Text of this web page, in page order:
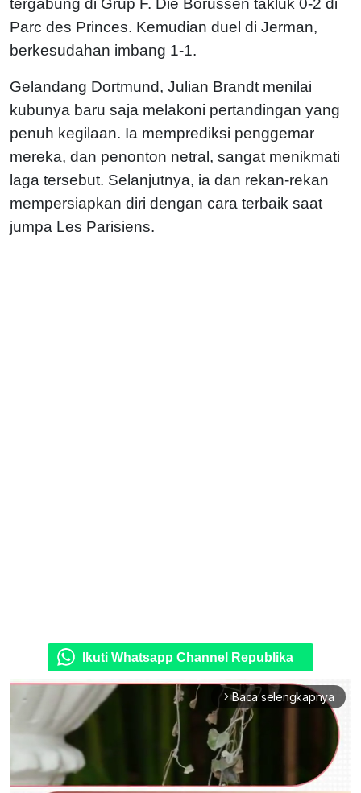
tergabung di Grup F. Die Borussen takluk 0-2 di
Parc des Princes. Kemudian duel di Jerman,
berkesudahan imbang 1-1.
Gelandang Dortmund, Julian Brandt menilai
kubunya baru saja melakoni pertandingan yang
penuh kegilaan. Ia memprediksi penggemar
mereka, dan penonton netral, sangat menikmati
laga tersebut. Selanjutnya, ia dan rekan-rekan
mempersiapkan diri dengan cara terbaik saat
jumpa Les Parisiens.
Ikuti Whatsapp Channel Republika
arrow_forward_ios Baca selengkapnya